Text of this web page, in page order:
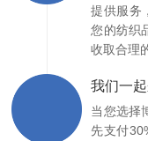
提供服务
您的纺织
收取合理
我们一
当您选择
先支付